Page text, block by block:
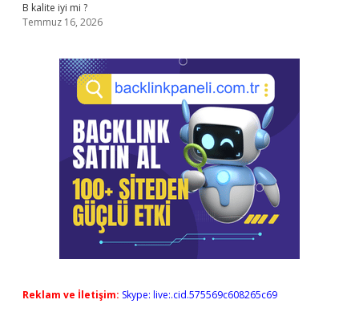
B kalite iyi mi ?
Temmuz 16, 2026
Reklam ve İletişim: Skype: live:.cid.575569c608265c69